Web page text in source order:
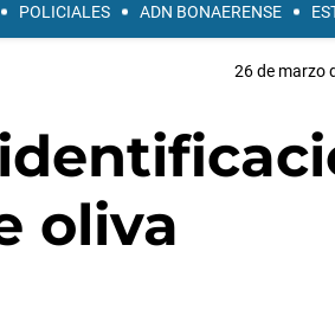
POLICIALES ADN BONAERENSE
26 de marzo
oliva